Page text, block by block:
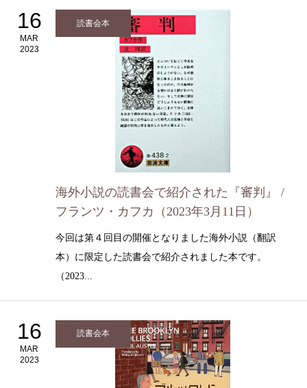
16
MAR
2023
読書会本
海外小説の読書会で紹介された『審判』 /
フランツ・カフカ（2023年3月11日）
今回は第４回目の開催となりました海外小説（翻訳
本）に限定した読書会で紹介されました本です。
（2023...
16
MAR
2023
読書会本